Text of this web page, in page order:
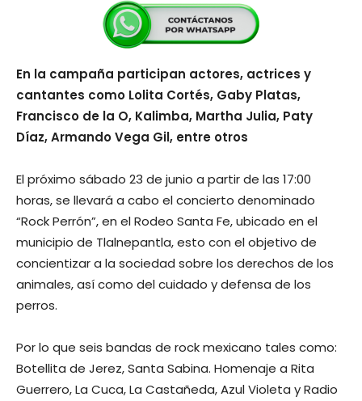
En la campaña participan actores, actrices y
cantantes como Lolita Cortés, Gaby Platas,
Francisco de la O, Kalimba, Martha Julia, Paty
Díaz, Armando Vega Gil, entre otros
El próximo sábado 23 de junio a partir de las 17:00
horas, se llevará a cabo el concierto denominado
“Rock Perrón”, en el Rodeo Santa Fe, ubicado en el
municipio de Tlalnepantla, esto con el objetivo de
concientizar a la sociedad sobre los derechos de los
animales, así como del cuidado y defensa de los
perros.
Por lo que seis bandas de rock mexicano tales como:
Botellita de Jerez, Santa Sabina. Homenaje a Rita
Guerrero, La Cuca, La Castañeda, Azul Violeta y Radio